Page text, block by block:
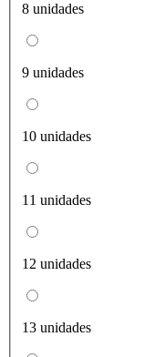
8 unidades
9 unidades
10 unidades
11 unidades
12 unidades
13 unidades